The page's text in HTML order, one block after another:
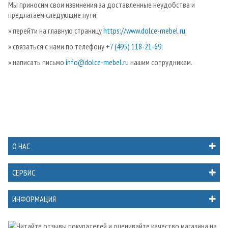
Мы приносим свои извинения за доставленные неудобства и
предлагаем следующие пути:
» перейти на главную страницуhttps://www.dolce-mebel.ru;
» связаться с нами по телефону +7 (495) 118-21-69;
» написать письмо info@dolce-mebel.ru нашим сотрудникам.
О НАС
СЕРВИС
ИНФОРМАЦИЯ